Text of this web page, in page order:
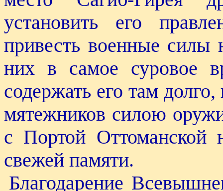
установить его
привесть военные силы
них в самое суровое
содержать его там
мятежников силою
с Портой Оттоманской
свежей памяти.
Благодарение